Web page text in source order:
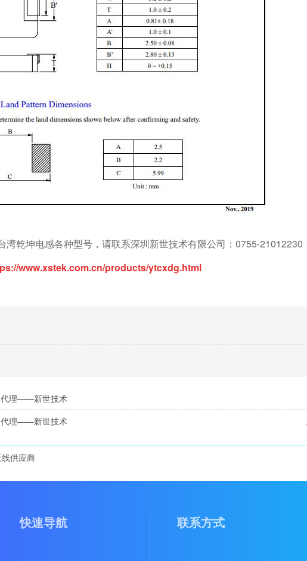
乾坤电感各种型号，请联系深圳新世技术有限公司：0755-21012230
www.xstek.com.cn/products/ytcxdg.html
代理——新世技术
代理——新世技术
供应商
快速导航 联系方式